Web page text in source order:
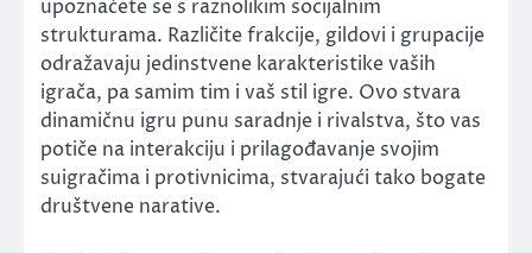
upoznaćete se s raznolikim socijalnim
strukturama. Različite frakcije, gildovi i grupacije
odražavaju jedinstvene karakteristike vaših
igrača, pa samim tim i vaš stil igre. Ovo stvara
dinamičnu igru punu saradnje i rivalstva, što vas
potiče na interakciju i prilagođavanje svojim
suigračima i protivnicima, stvarajući tako bogate
društvene narative.